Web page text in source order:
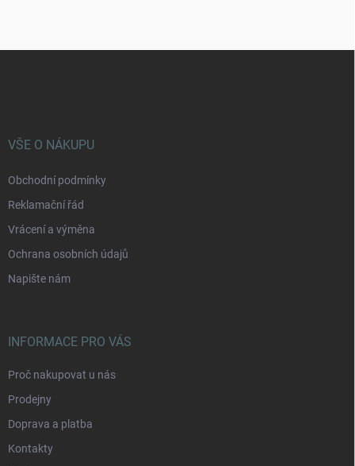
VŠE O NÁKUPU
Obchodní podmínky
Reklamační řád
Vrácení a výměna
Ochrana osobních údajů
Napište nám
INFORMACE PRO VÁS
Proč nakupovat u nás
Prodejny
Doprava a platba
Kontakty